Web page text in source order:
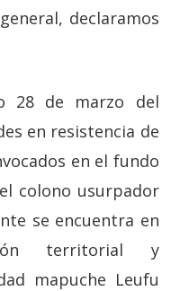
declaramos
28 de marzo del
en resistencia de
en el fundo
colono usurpador
se encuentra en
territorial y
mapuche Leufu